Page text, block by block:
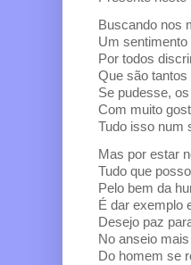
Buscando nos
Um sentimento
Por todos
Que são tantos
Se pudesse,
Com muito
Tudo isso num
Mas por estar
Tudo que
Pelo bem da
É dar exemplo
Desejo paz
No anseio
Do homem se